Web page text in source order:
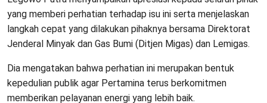
yang memberi perhatian terhadap isu ini serta menjelaskan
langkah cepat yang dilakukan pihaknya bersama Direktorat
Jenderal Minyak dan Gas Bumi (Ditjen Migas) dan Lemigas.
Dia mengatakan bahwa perhatian ini merupakan bentuk
kepedulian publik agar Pertamina terus berkomitmen
memberikan pelayanan energi yang lebih baik.